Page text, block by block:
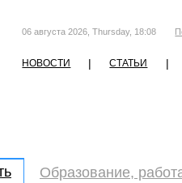
06 августа 2026, Thursday, 18:08
НОВОСТИ | СТАТЬИ |
Образование,